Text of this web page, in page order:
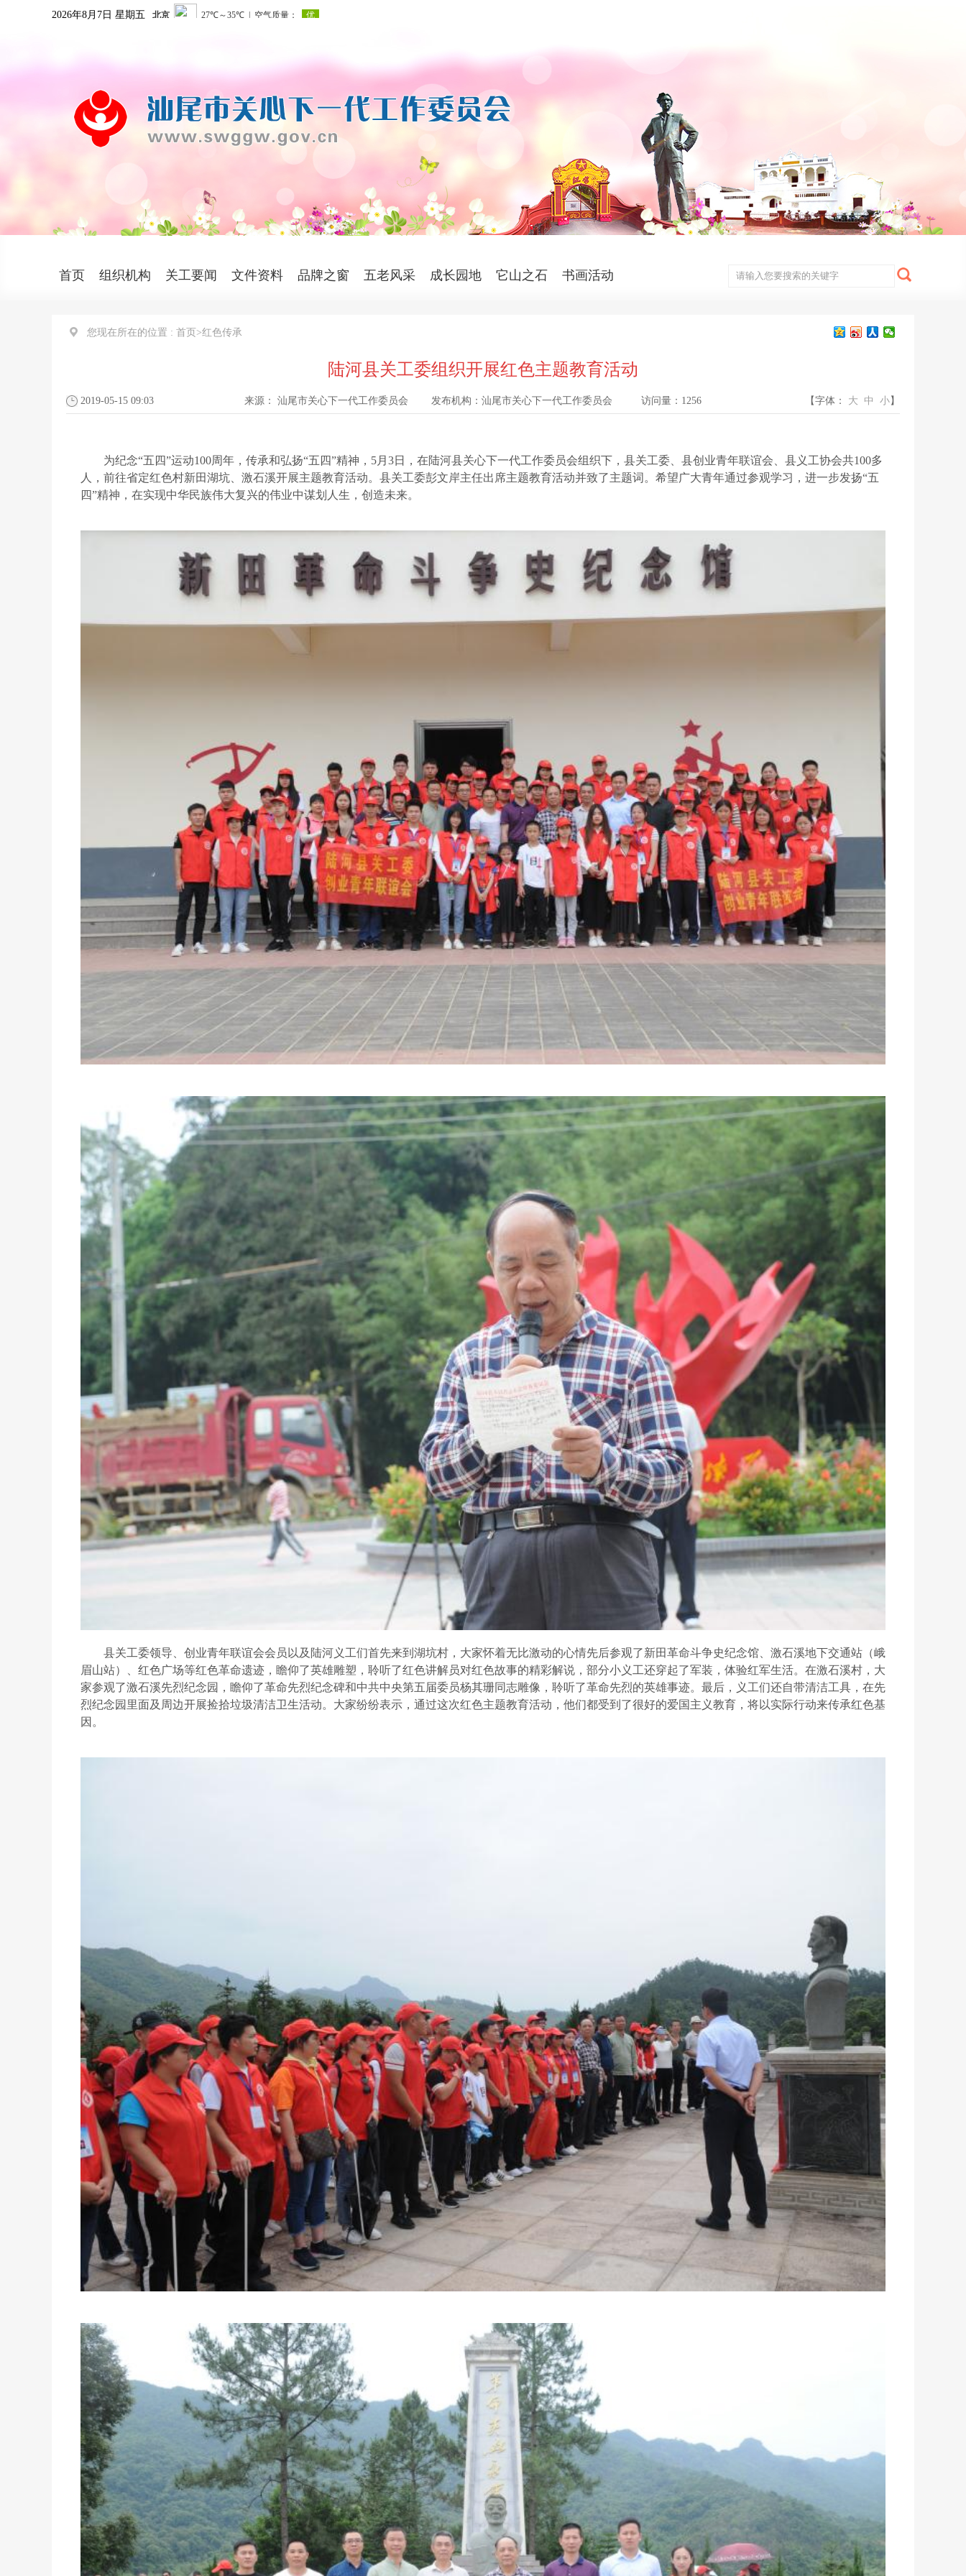
2026年8月7日 星期五
首页 组织机构 关工要闻 文件资料 品牌之窗 五老风采 成长园地 它山之石 书画活动
您现在所在的位置 : 首页 >红色传承
陆河县关工委组织开展红色主题教育活动
2019-05-15 09:03 来源： 汕尾市关心下一代工作委员会 发布机构： 汕尾市关心下一代工作委员会 访问量：1256 【字体： 大 中 小】
为纪念“五四”运动100周年，传承和弘扬“五四”精神，5月3日，在陆河县关心下一代工作委员会组织下，县关工委、县创业青年联谊会、县义工协会共100多
人，前往省定红色村新田湖坑、激石溪开展主题教育活动。县关工委彭文岸主任出席主题教育活动并致了主题词。希望广大青年通过参观学习，进一步发扬“五
四”精神，在实现中华民族伟大复兴的伟业中谋划人生，创造未来。
县关工委领导、创业青年联谊会会员以及陆河义工们首先来到湖坑村，大家怀着无比激动的心情先后参观了新田革命斗争史纪念馆、激石溪地下交通站（峨
眉山站）、红色广场等红色革命遗迹，瞻仰了英雄雕塑，聆听了红色讲解员对红色故事的精彩解说，部分小义工还穿起了军装，体验红军生活。在激石溪村，大
家参观了激石溪先烈纪念园，瞻仰了革命先烈纪念碑和中共中央第五届委员杨其珊同志雕像，聆听了革命先烈的英雄事迹。最后，义工们还自带清洁工具，在先
烈纪念园里面及周边开展捡拾垃圾清洁卫生活动。大家纷纷表示，通过这次红色主题教育活动，他们都受到了很好的爱国主义教育，将以实际行动来传承红色基
因。